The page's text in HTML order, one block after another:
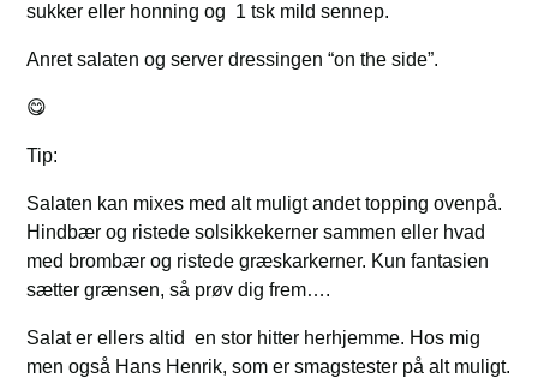
sukker eller honning og 1 tsk mild sennep.
Anret salaten og server dressingen “on the side”.
😋
Tip:
Salaten kan mixes med alt muligt andet topping ovenpå.
Hindbær og ristede solsikkekerner sammen eller hvad
med brombær og ristede græskarkerner. Kun fantasien
sætter grænsen, så prøv dig frem….
Salat er ellers altid en stor hitter herhjemme. Hos mig
men også Hans Henrik, som er smagstester på alt muligt.